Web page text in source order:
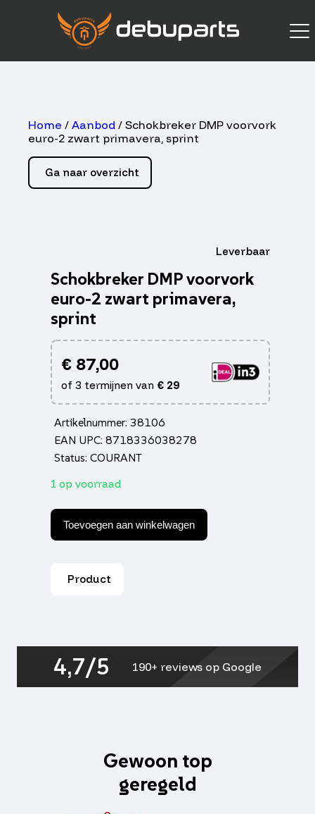
Home / Aanbod / Schokbreker DMP voorvork
euro-2 zwart primavera, sprint
Ga naar overzicht
Leverbaar
Schokbreker DMP voorvork
euro-2 zwart primavera,
sprint
€87,00
of 3 termijnen van €29
Artikelnummer: 38106
EAN UPC: 8718336038278
Status: COURANT
1 op voorraad
DMP
voorvork
euro-
primavera,
Toevoegen aan winkelwagen
Product
4,7/5 190+ reviews op Google
Gewoon top
geregeld